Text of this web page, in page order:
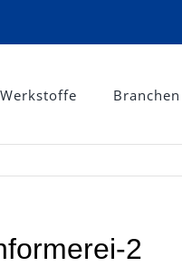
Werkstoffe Branchen
2